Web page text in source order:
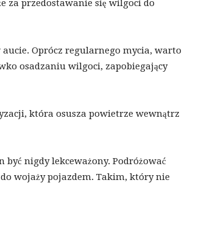
za przedostawanie się wilgoci do
aucie. Oprócz regularnego mycia, warto
osadzaniu wilgoci, zapobiegający
która osusza powietrze wewnątrz
nigdy lekceważony. Podróżować
wojaży pojazdem. Takim, który nie